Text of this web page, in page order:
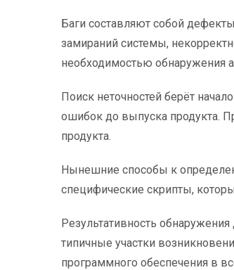
Баги составляют собой
замираний системы,
необходимостью обнаружения
Поиск неточностей берёт
ошибок до выпуска продукта.
продукта.
Нынешние способы к
специфические скрипты,
Результативность
типичные участки
программного обеспечения в